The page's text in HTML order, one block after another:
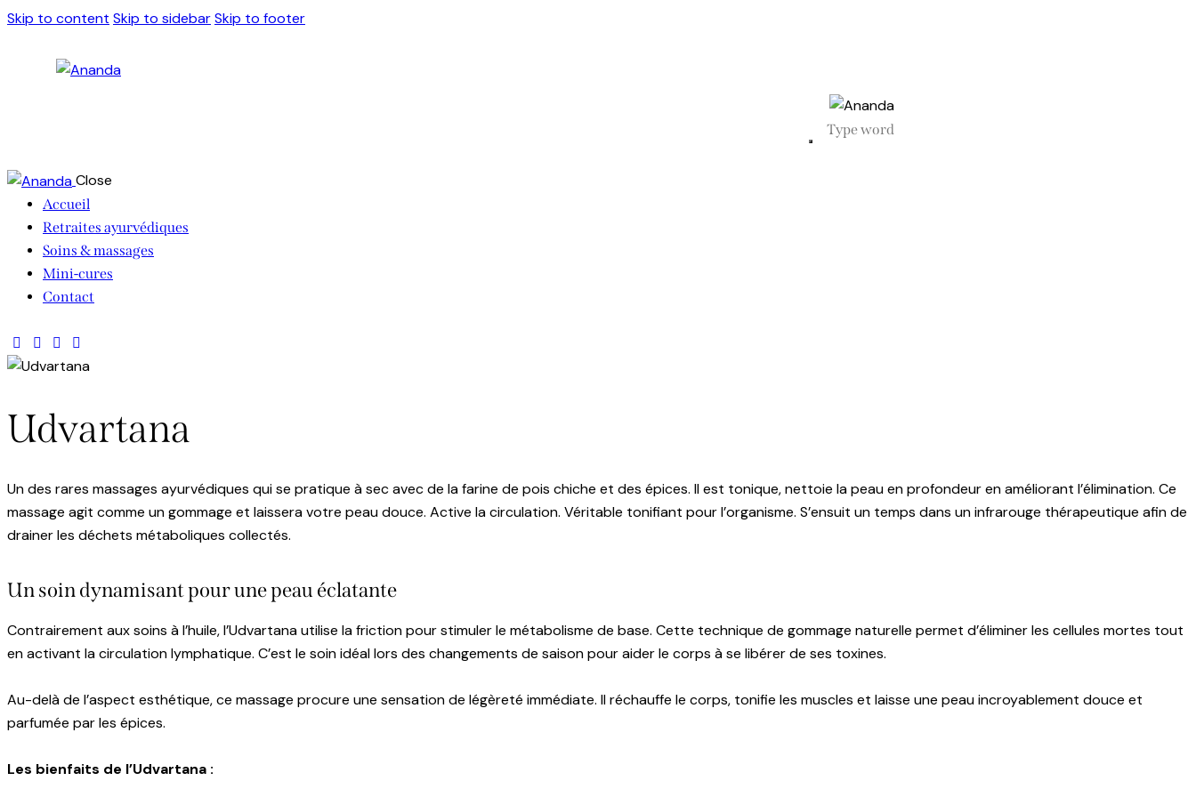
Skip to content Skip to sidebarSkip to footer
Close
Accueil
Retraites ayurvédiques
Soins & massages
Mini-cures
Contact
Udvartana
Un des rares massages ayurvédiques qui se pratique à sec avec de la farine de pois chiche et des épices. Il est tonique, nettoie la peau en profondeur en améliorant l’élimination. Ce
massage agit comme un gommage et laissera votre peau douce. Active la circulation. Véritable tonifiant pour l’organisme. S’ensuit un temps dans un infrarouge thérapeutique afin de
drainer les déchets métaboliques collectés.
Un soin dynamisant pour une peau éclatante
Contrairement aux soins à l’huile, l’Udvartana utilise la friction pour stimuler le métabolisme de base. Cette technique de gommage naturelle permet d’éliminer les cellules mortes tout
en activant la circulation lymphatique. C’est le soin idéal lors des changements de saison pour aider le corps à se libérer de ses toxines.
Au-delà de l’aspect esthétique, ce massage procure une sensation de légèreté immédiate. Il réchauffe le corps, tonifie les muscles et laisse une peau incroyablement douce et
parfumée par les épices.
Les bienfaits de l’Udvartana :